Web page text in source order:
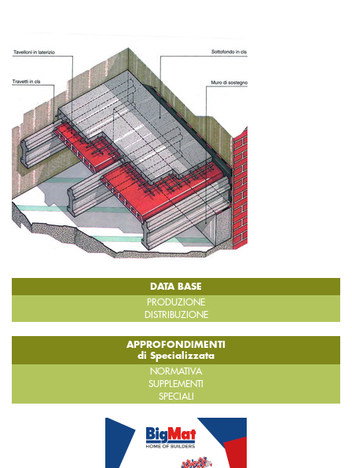
DATA BASE
PRODUZIONE
DISTRIBUZIONE
APPROFONDIMENTI
di Specializzata
NORMATIVA
SUPPLEMENTI
SPECIALI